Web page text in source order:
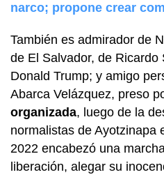
narco; propone crear
También es admirador de
de El Salvador, de Ricardo
Donald Trump; y amigo
Abarca Velázquez, preso
organizada, luego de la
normalistas de Ayotzinapa
2022 encabezó una
liberación, alegar su